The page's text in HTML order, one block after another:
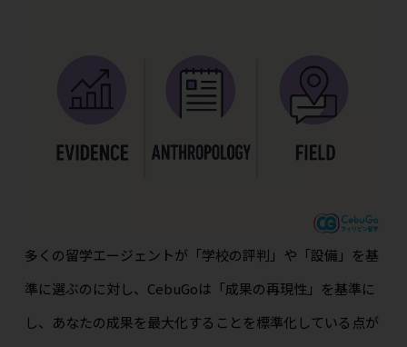
多くの留学エージェントが「学校の評判」や「設備」を基
準に選ぶのに対し、CebuGoは「成果の再現性」を基準に
し、あなたの成果を最大化することを標準化している点が